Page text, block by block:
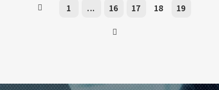
1 ... 16 17 18 19